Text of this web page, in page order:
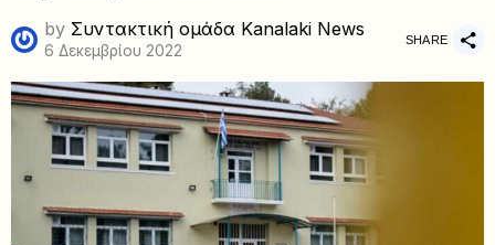
by Συντακτική ομάδα Kanalaki News
6 Δεκεμβρίου 2022
SHARE